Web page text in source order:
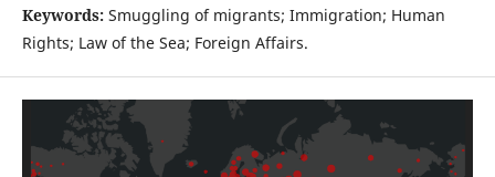
Keywords: Smuggling of migrants; Immigration; Human
Rights; Law of the Sea; Foreign Affairs.